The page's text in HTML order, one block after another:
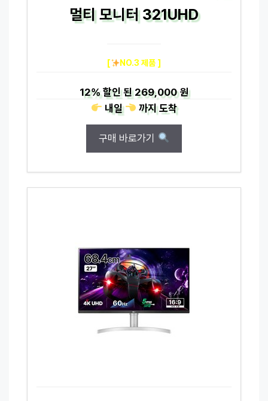
멀티 모니터 321UHD
[ NO.3 제품 ]
12%할인 된269,000 원
내일
까지도착
구매 바로가기